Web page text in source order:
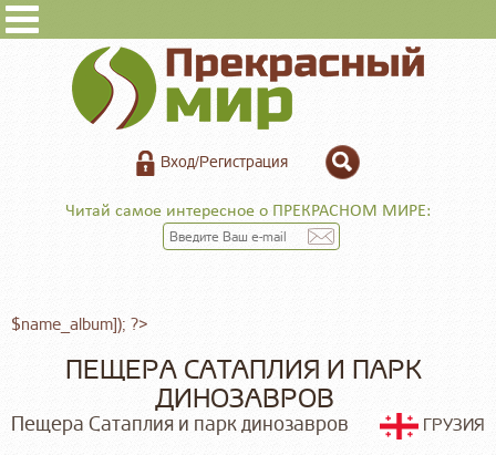
Вход/Регистрация
Читай самое интересное о ПРЕКРАСНОМ МИРЕ:
$name_album]); ?>
ПЕЩЕРА САТАПЛИЯ И ПАРК
ДИНОЗАВРОВ
Пещера Сатаплия и парк динозавров ГРУЗИЯ